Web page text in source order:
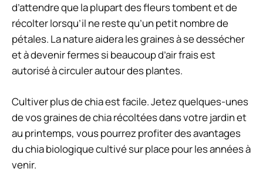
d’attendre que la plupart des fleurs tombent et de
récolter lorsqu’il ne reste qu’un petit nombre de
pétales. La nature aidera les graines à se dessécher
et à devenir fermes si beaucoup d’air frais est
autorisé à circuler autour des plantes.
Cultiver plus de chia est facile. Jetez quelques-unes
de vos graines de chia récoltées dans votre jardin et
au printemps, vous pourrez profiter des avantages
du chia biologique cultivé sur place pour les années à
venir.